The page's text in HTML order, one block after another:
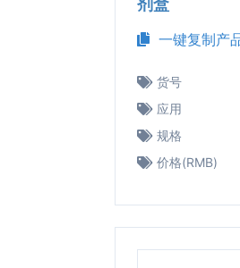
剂盒
一键复制产
货号
应用
规格
价格(RMB)